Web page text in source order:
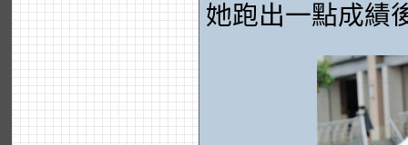
她跑出一點成績